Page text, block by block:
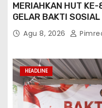
MERIAHKAN HUT
GELAR BAKTI
LAYANAN PASPOR DI
Agu 8, 2026
HEADLINE